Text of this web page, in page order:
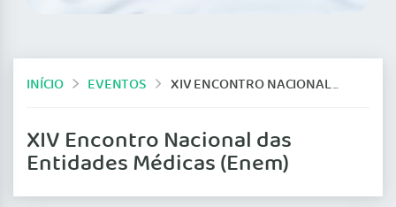
INÍCIO EVENTOS XIV ENCONTRO NACIONAL DAS ENTIDADES MÉDICAS (ENEM)
XIV Encontro Nacional das
Entidades Médicas (Enem)